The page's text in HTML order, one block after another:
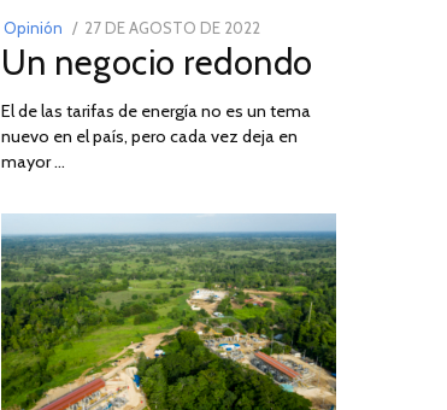
Opinión
POSTED
ON
27 DE AGOSTO DE 2022
DE
DE
2022
Un negocio redondo
El de las tarifas de energía no es un tema
nuevo en el país, pero cada vez deja en
mayor …